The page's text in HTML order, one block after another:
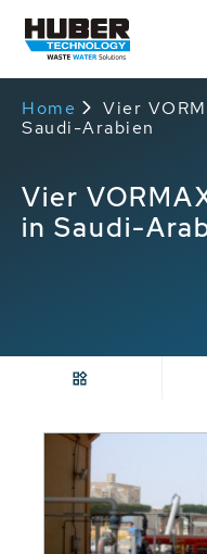
Home
Vier
Saudi-Arabien
Vier
in Saudi-